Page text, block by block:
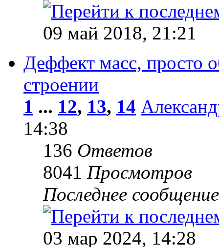
09 май 2018, 21:21
Деффект масс, просто
строении
1 ... 12, 13, 14
14:38
136 Ответов
8041 Просмотров
Последнее
03 мар 2024, 14:28